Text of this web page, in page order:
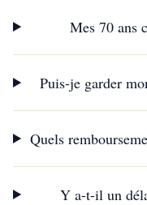
Mes 70 ans
Puis-je garder
Quels
Y a-t-il un